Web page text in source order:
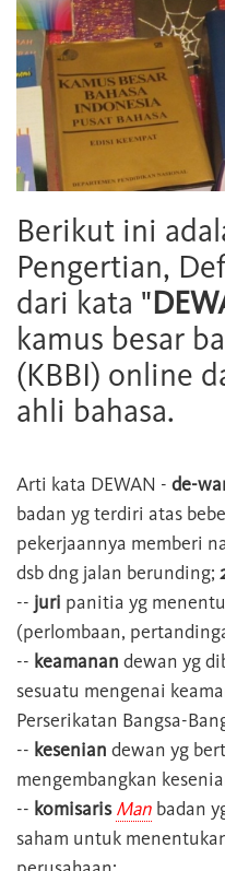
Berikut ini
Pengertian,
dari kata "
kamus besar
(KBBI) online
ahli bahasa.
Arti kata DEWAN - de-
badan yg terdiri atas
pekerjaannya memberi
dsb dng jalan berunding;
-- juri panitia yg
(perlombaan,
-- keamanan dewan yg
sesuatu mengenai
Perserikatan Bangsa-
-- kesenian dewan yg
mengembangkan
-- komisaris Man badan
saham untuk